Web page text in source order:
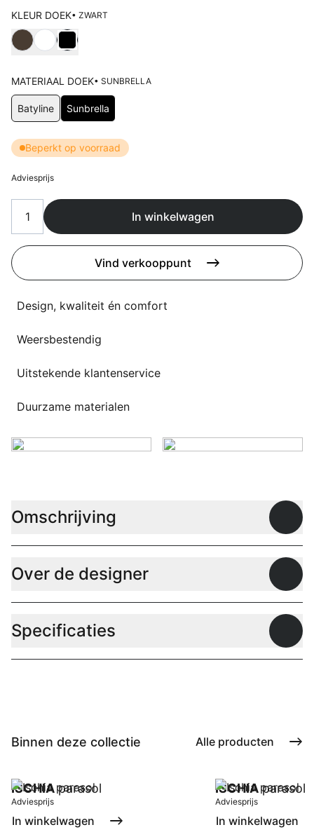
Flagship stores
Contact
3D modellen
Support
Nieuws
Events
Werken bij
Over ons
KLEUR DOEK• ZWART
Kies Kleur doek
MATERIAAL DOEK• SUNBRELLA
Kies Materiaal doek
Batyline Sunbrella
Beperkt op voorraad
Adviesprijs
In winkelwagen
Vind verkooppunt
Design, kwaliteit én comfort
Weersbestendig
Uitstekende klantenservice
Duurzame materialen
Omschrijving
Over de designer
Specificaties
Binnen deze collectie Alle producten
ISCHIAparasol
Adviesprijs
In winkelwagen
ISCHIAparasol
Adviesprijs
In winkelwagen